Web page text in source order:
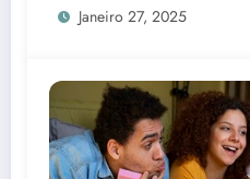
Janeiro 27, 2025